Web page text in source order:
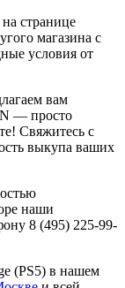
странице
магазина с
условия от
вам
— просто
Свяжитесь с
выкупа ваших
наши
8 (495) 225-99-
(PS5) в нашем